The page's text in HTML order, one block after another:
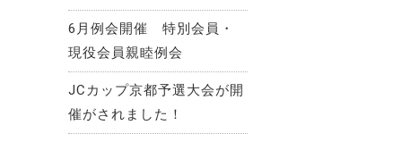
6月例会開催 特別会員・
現役会員親睦例会
JCカップ京都予選大会が開
催がされました！